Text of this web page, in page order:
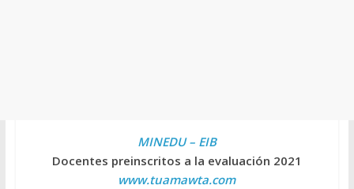
MINEDU – EIB
Docentes preinscritos a la evaluación 2021
www.tuamawta.com